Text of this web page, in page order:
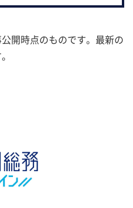
開時点のものです。最新の